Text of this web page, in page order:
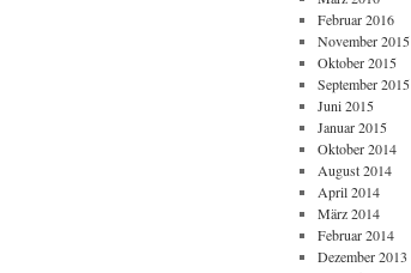
Februar 2016
November 2015
Oktober 2015
September 2015
Juni 2015
Januar 2015
Oktober 2014
August 2014
April 2014
März 2014
Februar 2014
Dezember 2013